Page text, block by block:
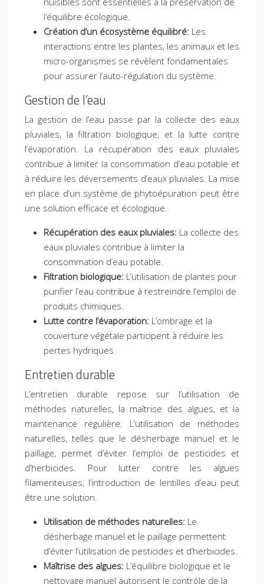
l’équilibre écologique.
Création d’un écosystème équilibré: Les
interactions entre les plantes, les animaux et les
micro-organismes se révèlent fondamentales
pour assurer l’auto-régulation du système.
Gestion de l’eau
La gestion de l’eau passe par la collecte des eaux
pluviales, la filtration biologique, et la lutte contre
l’évaporation. La récupération des eaux pluviales
contribue à limiter la consommation d’eau potable et
à réduire les déversements d’eaux pluviales. La mise
en place d’un système de phytoépuration peut être
une solution efficace et écologique.
Récupération des eaux pluviales: La collecte des
eaux pluviales contribue à limiter la
consommation d’eau potable.
Filtration biologique: L’utilisation de plantes pour
purifier l’eau contribue à restreindre l’emploi de
produits chimiques.
Lutte contre l’évaporation: L’ombrage et la
couverture végétale participent à réduire les
pertes hydriques.
Entretien durable
L’entretien durable repose sur l’utilisation de
méthodes naturelles, la maîtrise des algues, et la
maintenance régulière. L’utilisation de méthodes
naturelles, telles que le désherbage manuel et le
paillage, permet d’éviter l’emploi de pesticides et
d’herbicides. Pour lutter contre les algues
filamenteuses, l’introduction de lentilles d’eau peut
être une solution.
Utilisation de méthodes naturelles: Le
désherbage manuel et le paillage permettent
d’éviter l’utilisation de pesticides et d’herbicides.
Maîtrise des algues: L’équilibre biologique et le
nettoyage manuel autorisent le contrôle de la